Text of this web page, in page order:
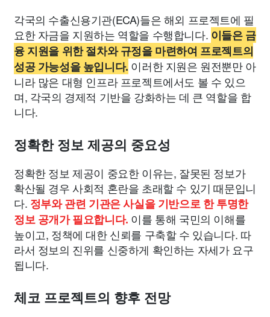
각국의 수출신용기관(ECA)들은 해외 프로젝트에 필
요한 자금을 지원하는 역할을 수행합니다. 이들은 금
융 지원을 위한 절차와 규정을 마련하여 프로젝트의
성공 가능성을 높입니다. 이러한 지원은 원전뿐만 아
니라 많은 대형 인프라 프로젝트에서도 볼 수 있으
며, 각국의 경제적 기반을 강화하는 데 큰 역할을 합
니다.
정확한 정보 제공의 중요성
정확한 정보 제공이 중요한 이유는, 잘못된 정보가
확산될 경우 사회적 혼란을 초래할 수 있기 때문입니
다. 정부와 관련 기관은 사실을 기반으로 한 투명한
정보 공개가 필요합니다. 이를 통해 국민의 이해를
높이고, 정책에 대한 신뢰를 구축할 수 있습니다. 따
라서 정보의 진위를 신중하게 확인하는 자세가 요구
됩니다.
체코 프로젝트의 향후 전망